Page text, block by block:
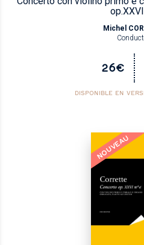
Michel
26€
DISPONIBLE EN
NOUVEAU